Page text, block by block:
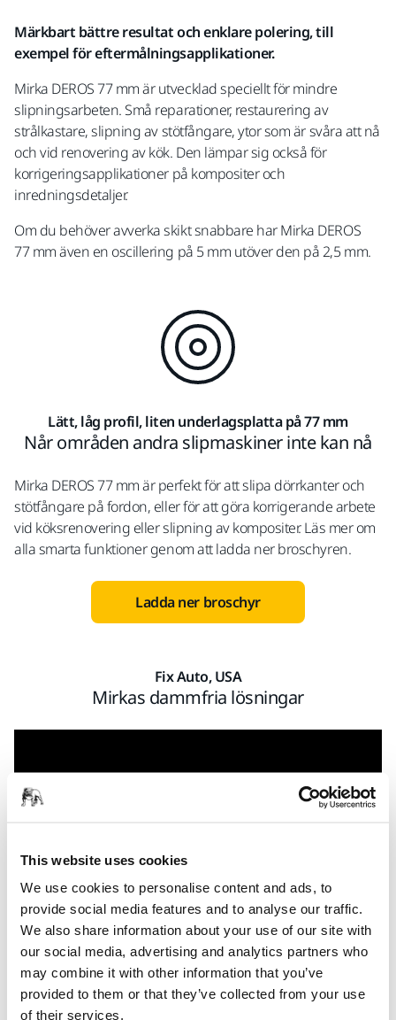
This website uses cookies
We use cookies to personalise content and ads, to
provide social media features and to analyse our traffic.
We also share information about your use of our site with
our social media, advertising and analytics partners who
may combine it with other information that you’ve
provided to them or that they’ve collected from your use
of their services.
Märkbart bättre resultat och enklare polering, till
exempel för eftermålningsapplikationer.
Mirka DEROS 77 mm är utvecklad speciellt för mindre
slipningsarbeten. Små reparationer, restaurering av
strålkastare, slipning av stötfångare, ytor som är svåra att nå
och vid renovering av kök. Den lämpar sig också för
korrigeringsapplikationer på kompositer och
inredningsdetaljer.
Om du behöver avverka skikt snabbare har Mirka DEROS
77 mm även en oscillering på 5 mm utöver den på 2,5 mm.
Lätt, låg profil, liten underlagsplatta på 77 mm
Når områden andra slipmaskiner inte kan nå
Mirka DEROS 77 mm är perfekt för att slipa dörrkanter och
stötfångare på fordon, eller för att göra korrigerande arbete
vid köksrenovering eller slipning av kompositer. Läs mer om
alla smarta funktioner genom att ladda ner broschyren.
Ladda ner broschyr
Fix Auto, USA
Mirkas dammfria lösningar
En renare verkstad ger friskare medarbetare och en bättre
arbetsmiljö. Marc Milot, chef hos Fix Auto gillar att deras
verkstäder nu är dammfria.